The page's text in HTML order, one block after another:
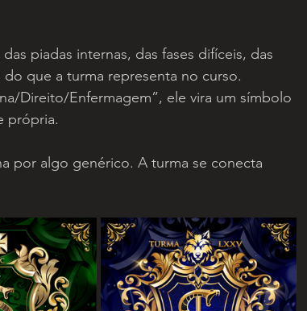
piadas internas, das fases difíceis, das
que a turma representa no curso.
Direito/Enfermagem”, ele vira um símbolo
própria.
por algo genérico. A turma se conecta